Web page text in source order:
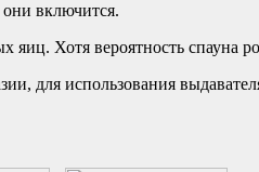
они включится.
Хотя вероятность спауна
для использования